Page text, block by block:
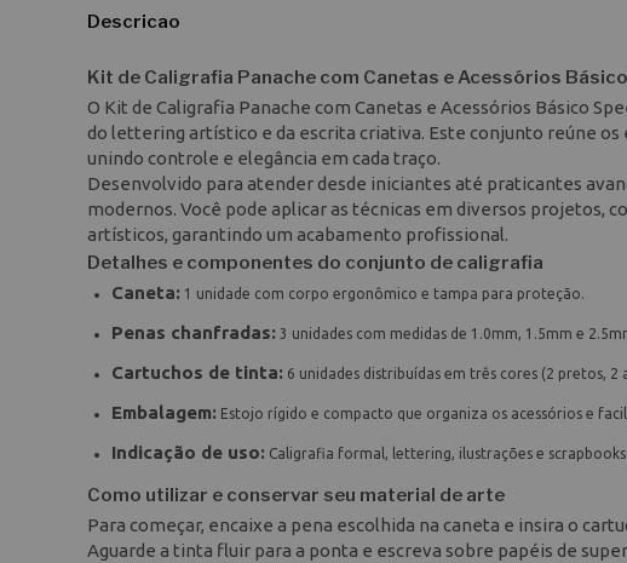
Descricao
Kit de Caligrafia Panache com Canetas e Acessórios
O Kit de Caligrafia Panache com Canetas e Acessórios Básico
do lettering artístico e da escrita criativa. Este conjunto reúne
unindo controle e elegância em cada traço.
Desenvolvido para atender desde iniciantes até praticantes
modernos. Você pode aplicar as técnicas em diversos projetos,
artísticos, garantindo um acabamento profissional.
Detalhes e componentes do conjunto de caligrafia
Caneta: 1 unidade com corpo ergonômico e tampa para proteção.
Penas chanfradas: 3 unidades com medidas de 1.0mm, 1.5mm e
Cartuchos de tinta: 6 unidades distribuídas em três cores (2 pretos, 2
Embalagem: Estojo rígido e compacto que organiza os acessórios e
Indicação de uso: Caligrafia formal, lettering, ilustrações e scrapbooks.
Como utilizar e conservar seu material de arte
Para começar, encaixe a pena escolhida na caneta e insira o
Aguarde a tinta fluir para a ponta e escreva sobre papéis de